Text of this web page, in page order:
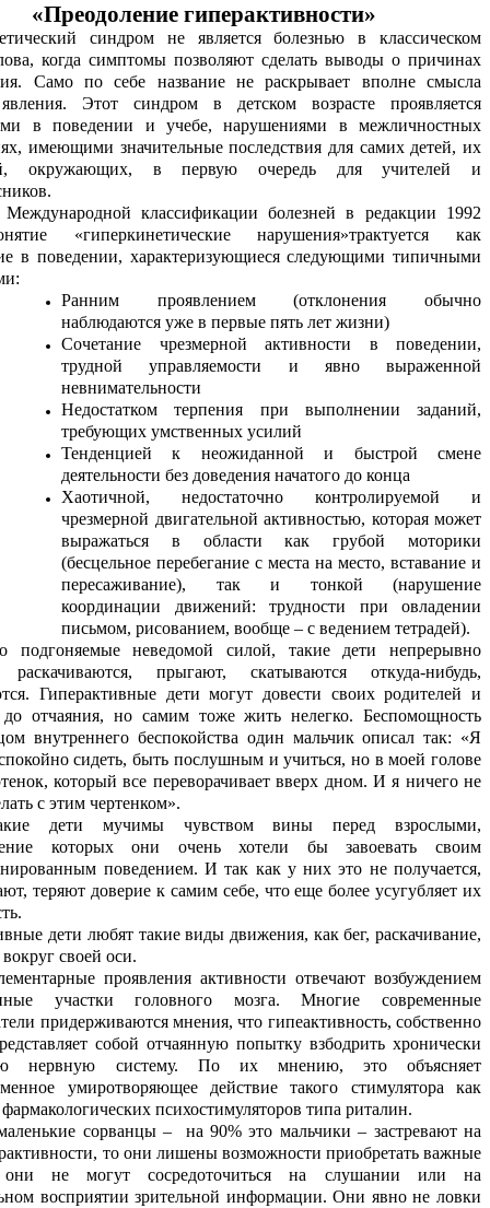
«Преодоление гиперактивности»
синдром не является болезнью в классическом
когда симптомы позволяют сделать выводы о причинах
Само по себе название не раскрывает вполне смысла
Этот синдром в детском возрасте проявляется
в поведении и учебе, нарушениями в межличностных
имеющими значительные последствия для самих детей, их
окружающих, в первую очередь для учителей и
Международной классификации болезней в редакции 1992
«гиперкинетические нарушения»трактуется как
в поведении, характеризующиеся следующими типичными
Ранним проявлением (отклонения обычно
наблюдаются уже в первые пять лет жизни)
Сочетание чрезмерной активности в поведении,
трудной управляемости и явно выраженной
невнимательности
Недостатком терпения при выполнении заданий,
требующих умственных усилий
Тенденцией к неожиданной и быстрой смене
деятельности без доведения начатого до конца
Хаотичной, недостаточно контролируемой и
чрезмерной двигательной активностью, которая может
выражаться в области как грубой моторики
(бесцельное перебегание с места на место, вставание и
пересаживание), так и тонкой (нарушение
координации движений: трудности при овладении
письмом, рисованием, вообще – с ведением тетрадей).
подгоняемые неведомой силой, такие дети непрерывно
раскачиваются, прыгают, скатываются откуда-нибудь,
Гиперактивные дети могут довести своих родителей и
до отчаяния, но самим тоже жить нелегко. Беспомощность
внутреннего беспокойства один мальчик описал так: «Я
сидеть, быть послушным и учиться, но в моей голове
который все переворачивает вверх дном. И я ничего не
с этим чертенком».
дети мучимы чувством вины перед взрослыми,
которых они очень хотели бы завоевать своим
поведением. И так как у них это не получается,
теряют доверие к самим себе, что еще более усугубляет их
дети любят такие виды движения, как бег, раскачивание,
своей оси.
проявления активности отвечают возбуждением
участки головного мозга. Многие современные
придерживаются мнения, что гипеактивность, собственно
собой отчаянную попытку взбодрить хронически
нервную систему. По их мнению, это объясняет
умиротворяющее действие такого стимулятора как
психостимуляторов типа риталин.
сорванцы – на 90% это мальчики – застревают на
то они лишены возможности приобретать важные
не могут сосредоточиться на слушании или на
восприятии зрительной информации. Они явно не ловки